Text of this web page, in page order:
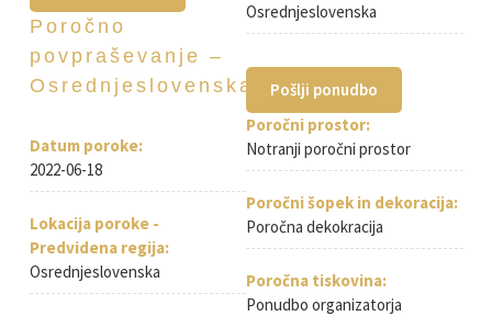
Poročno
povpraševanje –
Osrednjeslovenska
Datum poroke:
2022-06-18
Lokacija poroke -
Predvidena regija:
Osrednjeslovenska
Osrednjeslovenska
Pošlji ponudbo
Poročni prostor:
Notranji poročni prostor
Poročni šopek in dekoracija:
Poročna dekokracija
Poročna tiskovina:
Ponudbo organizatorja